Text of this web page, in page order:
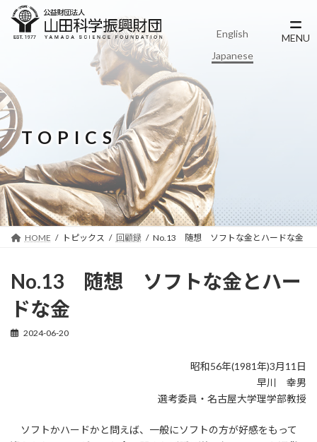
ス
キ
ッ
プ
ン
に
移
動
English
Japanese
TOPICS
HOME トピックス 回顧録 No.13 随想 ソフトな金とハードな金
No.13 随想 ソフトな金とハー
ドな金
2024-06-20
昭和56年(1981年)3月11日
早川 幸男
選考委員・名古屋大学理学部教授
ソフトかハードかと問えば、一般にソフトの方が好感をもって
MENU